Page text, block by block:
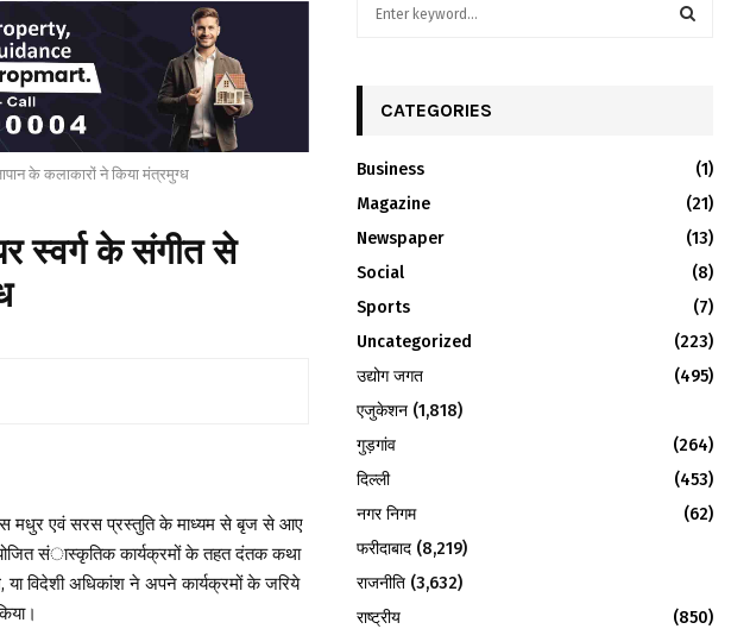
के कलाकारों ने किया मंत्रमुग्ध
स्वर्ग के संगीत से
मधुर एवं सरस प्रस्तुति के माध्यम से बृज से आए
संास्कृतिक कार्यक्रमों के तहत दंतक कथा
विदेशी अधिकांश ने अपने कार्यक्रमों के जरिये
o
r
:
R
C
CATEGORIES
Business
(1)
Magazine
(21)
Newspaper
(13)
Social
(8)
Sports
(7)
Uncategorized
(223)
उद्योग जगत
(495)
एजुकेशन (1,818)
गुड़गांव
(264)
दिल्ली
(453)
नगर निगम
(62)
फरीदाबाद (8,219)
राजनीति (3,632)
राष्ट्रीय
(850)